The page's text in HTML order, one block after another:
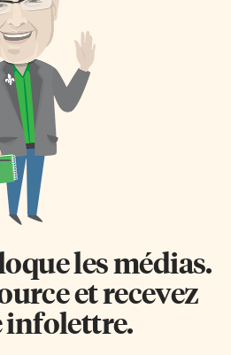
les médias.
et recevez
infolettre.